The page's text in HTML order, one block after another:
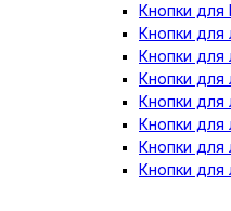
Кнопки для
Кнопки для
Кнопки для
Кнопки для
Кнопки для
Кнопки для
Кнопки для
Кнопки